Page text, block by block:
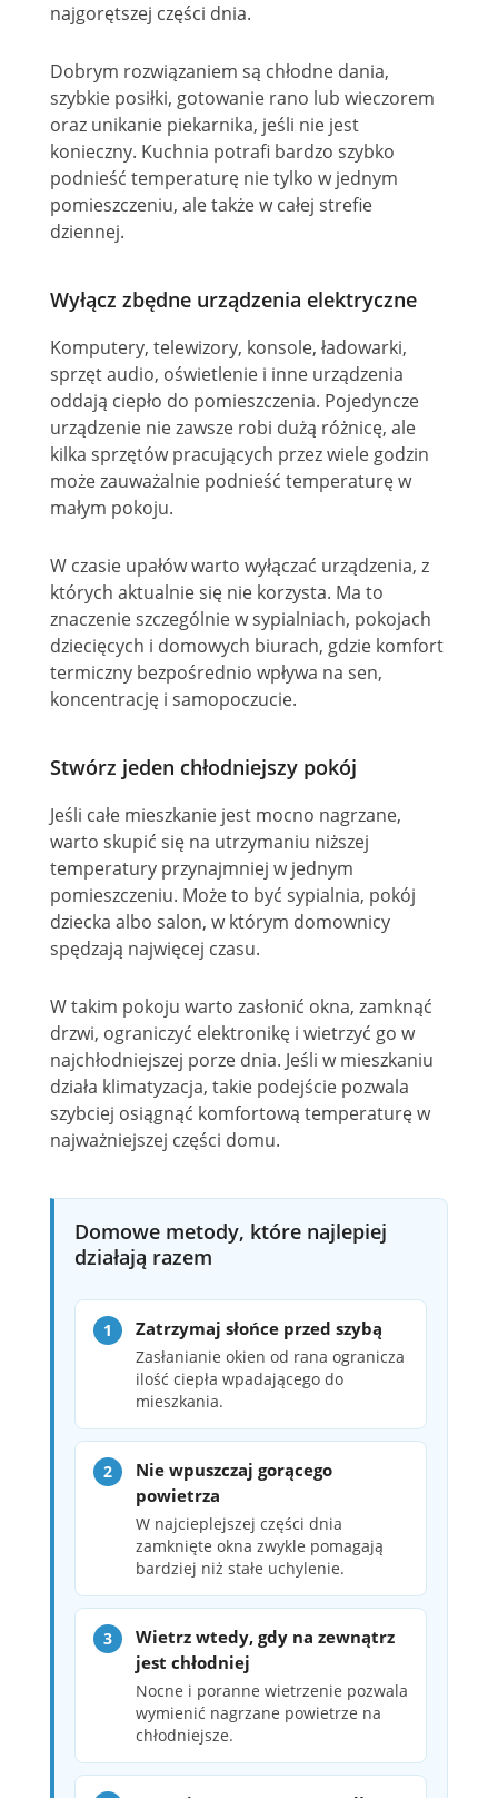
najgorętszej części dnia.
Dobrym rozwiązaniem są chłodne dania,
szybkie posiłki, gotowanie rano lub wieczorem
oraz unikanie piekarnika, jeśli nie jest
konieczny. Kuchnia potrafi bardzo szybko
podnieść temperaturę nie tylko w jednym
pomieszczeniu, ale także w całej strefie
dziennej.
Wyłącz zbędne urządzenia elektryczne
Komputery, telewizory, konsole, ładowarki,
sprzęt audio, oświetlenie i inne urządzenia
oddają ciepło do pomieszczenia. Pojedyncze
urządzenie nie zawsze robi dużą różnicę, ale
kilka sprzętów pracujących przez wiele godzin
może zauważalnie podnieść temperaturę w
małym pokoju.
W czasie upałów warto wyłączać urządzenia, z
których aktualnie się nie korzysta. Ma to
znaczenie szczególnie w sypialniach, pokojach
dziecięcych i domowych biurach, gdzie komfort
termiczny bezpośrednio wpływa na sen,
koncentrację i samopoczucie.
Stwórz jeden chłodniejszy pokój
Jeśli całe mieszkanie jest mocno nagrzane,
warto skupić się na utrzymaniu niższej
temperatury przynajmniej w jednym
pomieszczeniu. Może to być sypialnia, pokój
dziecka albo salon, w którym domownicy
spędzają najwięcej czasu.
W takim pokoju warto zasłonić okna, zamknąć
drzwi, ograniczyć elektronikę i wietrzyć go w
najchłodniejszej porze dnia. Jeśli w mieszkaniu
działa klimatyzacja, takie podejście pozwala
szybciej osiągnąć komfortową temperaturę w
najważniejszej części domu.
Domowe metody, które najlepiej
działają razem
Zatrzymaj słońce przed szybą
Zasłanianie okien od rana ogranicza
ilość ciepła wpadającego do
mieszkania.
Nie wpuszczaj gorącego
powietrza
W najcieplejszej części dnia
zamknięte okna zwykle pomagają
bardziej niż stałe uchylenie.
Wietrz wtedy, gdy na zewnątrz
jest chłodniej
Nocne i poranne wietrzenie pozwala
wymienić nagrzane powietrze na
chłodniejsze.